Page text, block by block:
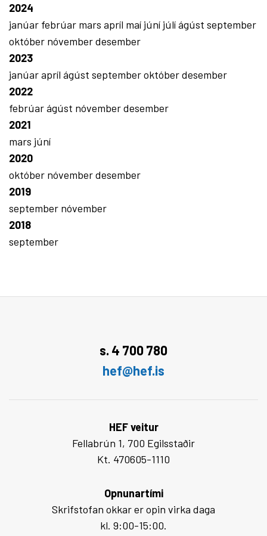
2024
janúar febrúar mars apríl maí júní júlíágúst september
október nóvemberdesember
2023
janúarapríl ágúst septemberoktóberdesember
2022
febrúarágúst nóvemberdesember
2021
mars júní
2020
október nóvemberdesember
2019
september nóvember
2018
september
s. 4 700 780
hef@hef.is
HEF veitur
Fellabrún 1, 700 Egilsstaðir
Kt. 470605-1110
Opnunartími
Skrifstofan okkar er opin virka daga
kl. 9:00-15:00.